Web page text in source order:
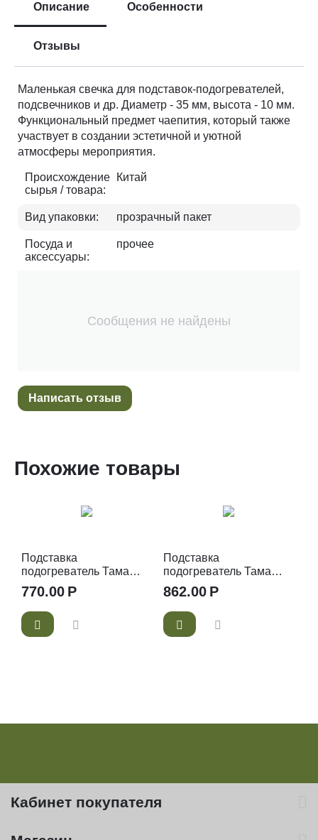
Описание Особенности
Отзывы
Маленькая свечка для подставок-подогревателей,
подсвечников и др. Диаметр - 35 мм, высота - 10 мм.
Функциональный предмет чаепития, который также
участвует в создании эстетичной и уютной
атмосферы мероприятия.
Происхождение
сырья / товара:
Китай
Вид упаковки: прозрачный пакет
Посуда и
аксессуары:
прочее
Сообщения не найдены
Написать отзыв
Похожие товары
Подставка
подогреватель Тама
(диаметр 12 см)
770.00 Р
Подставка
подогреватель Тама
(диаметр 14,5 см)
862.00 Р
Кабинет покупателя